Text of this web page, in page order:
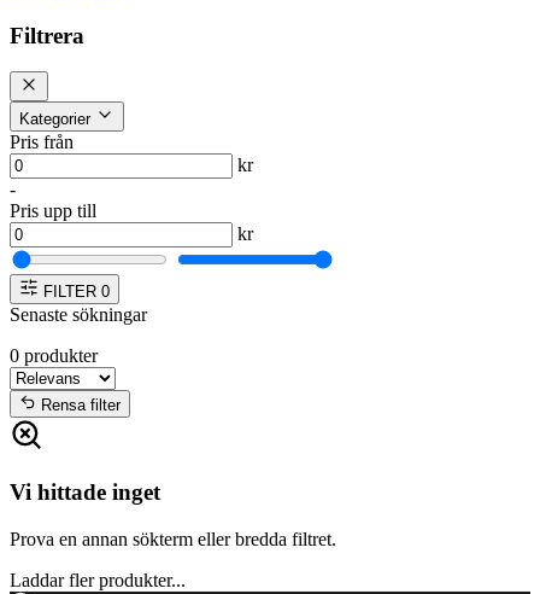
Filtrera
Kategorier
Pris från
kr
-
Pris upp till
kr
FILTER 0
Senaste sökningar
0 produkter
Rensa filter
Vi hittade inget
Prova en annan sökterm eller bredda filtret.
Laddar fler produkter...